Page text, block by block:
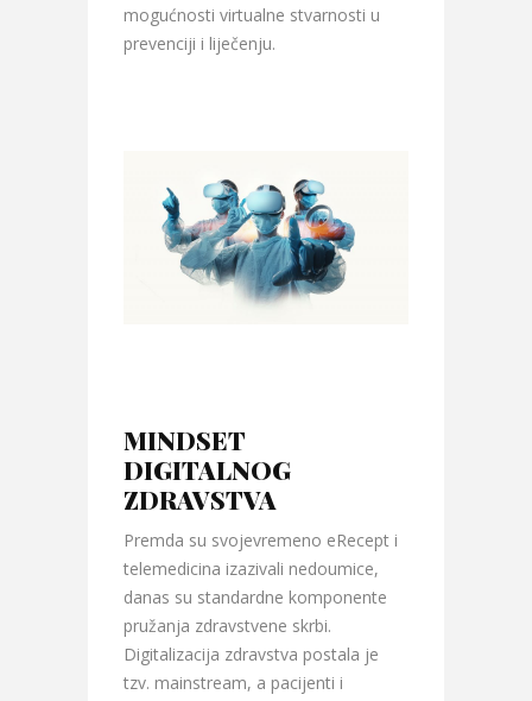
mogućnosti virtualne stvarnosti u
prevenciji i liječenju.
MINDSET
DIGITALNOG
ZDRAVSTVA
Premda su svojevremeno eRecept i
telemedicina izazivali nedoumice,
danas su standardne komponente
pružanja zdravstvene skrbi.
Digitalizacija zdravstva postala je
tzv. mainstream, a pacijenti i